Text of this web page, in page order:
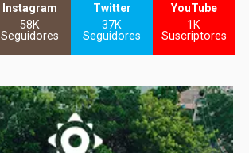
Instagram
58K
Seguidores
Twitter
37K
Seguidores
YouTube
1K
Suscriptores